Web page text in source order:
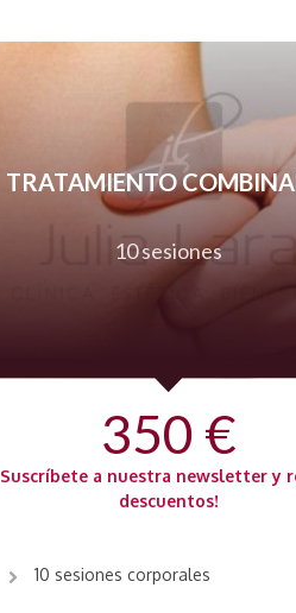
TRATAMIENTO
10 sesiones
350 €
Suscríbete a nuestra newsletter y
descuentos!
10 sesiones corporales